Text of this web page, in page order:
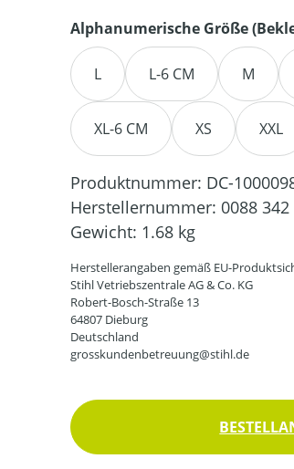
Alphanumerische Größe
L L-6 CM M
XL-6 CM XS XXL
Produktnummer: DC-
Herstellernummer: 0088
Gewicht: 1.68 kg
Herstellerangaben gemäß EU-
Stihl Vetriebszentrale AG & Co. KG
Robert-Bosch-Straße 13
64807 Dieburg
Deutschland
grosskundenbetreuung@stihl.de